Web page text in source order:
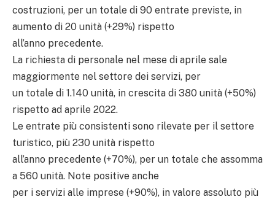
costruzioni, per un totale di 90 entrate previste, in
aumento di 20 unità (+29%) rispetto
all’anno precedente.
La richiesta di personale nel mese di aprile sale
maggiormente nel settore dei servizi, per
un totale di 1.140 unità, in crescita di 380 unità (+50%)
rispetto ad aprile 2022.
Le entrate più consistenti sono rilevate per il settore
turistico, più 230 unità rispetto
all’anno precedente (+70%), per un totale che assomma
a 560 unità. Note positive anche
per i servizi alle imprese (+90%), in valore assoluto più